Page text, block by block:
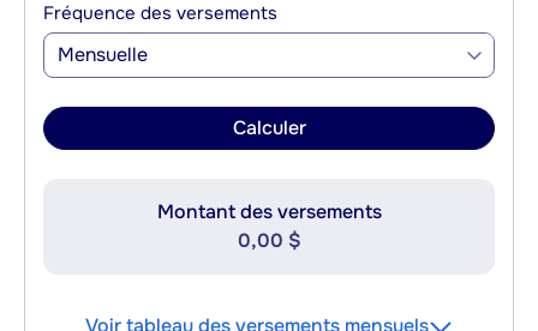
Fréquence des versements
Mensuelle
Calculer
Montant des versements
0,00 $